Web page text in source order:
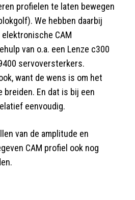
profielen te laten bewegen
We hebben daarbij
CAM
van o.a. een Lenze c300
servoversterkers.
want de wens is om het
breiden. En dat is bij een
eenvoudig.
van de amplitude en
CAM profiel ook nog